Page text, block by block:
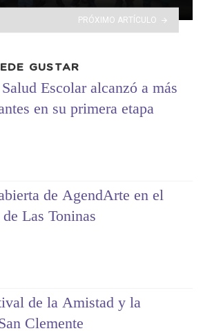
PRÓXIMO ARTÍCULO
GUSTAR
Escolar alcanzó a más
en su primera etapa
de AgendArte en el
Las Toninas
de la Amistad y la
Clemente